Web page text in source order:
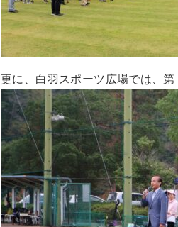
更に、白羽スポーツ広場では、